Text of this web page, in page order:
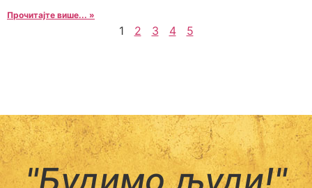
Прочитајте више... »
1 2 3 4 5
"Будимо људи!"